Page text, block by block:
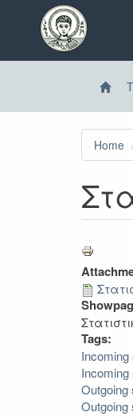
content
Home
Tags:
Incoming
Incoming
Outgoing
Outgoing